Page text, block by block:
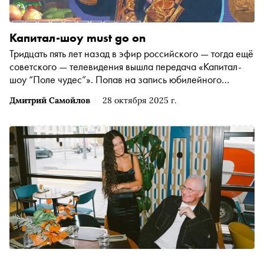
Дмитрий Самойлов 28 октября 2025 г.
Капитал-шоу must go on
Тридцать пять лет назад в эфир российского — тогда ещё
советского — телевидения вышла передача «Капитал-
шоу “Поле чудес”». Попав на запись юбилейного
колумнист «Сноба» Дмитрий Самойлов восторженно